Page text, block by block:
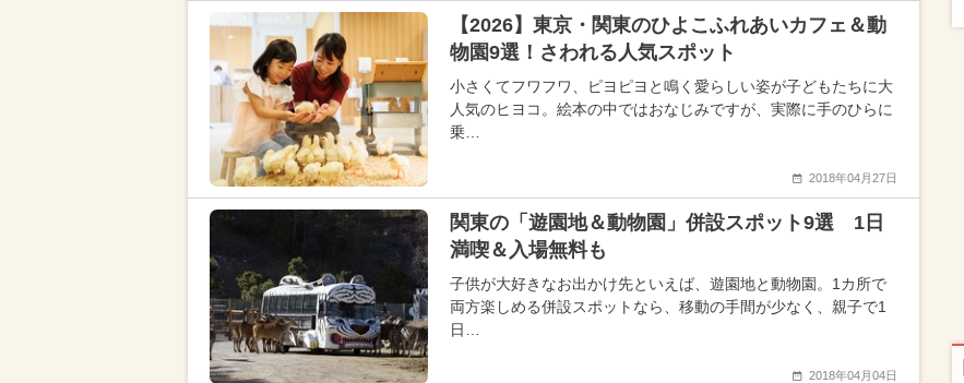
【2026】東京・関東のひよこふれあいカフェ＆動
物園9選！さわれる人気スポット
小さくてフワフワ、ピヨピヨと鳴く愛らしい姿が子どもたちに大
人気のヒヨコ。絵本の中ではおなじみですが、実際に手のひらに
乗…
2018年04月27日
関東の「遊園地＆動物園」併設スポット9選 1日
満喫＆入場無料も
子供が大好きなお出かけ先といえば、遊園地と動物園。1カ所で
両方楽しめる併設スポットなら、移動の手間が少なく、親子で1
日…
2018年04月04日